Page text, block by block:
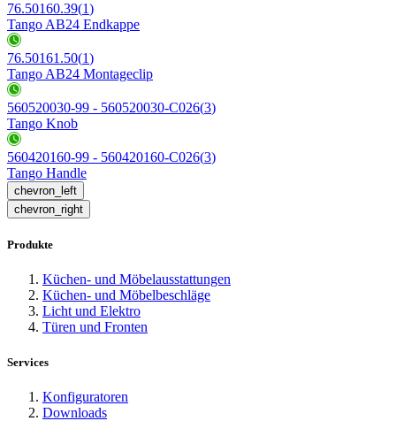
76.50160.39(1)
Tango AB24 Endkappe
76.50161.50(1)
Tango AB24 Montageclip
560520030-99 - 560520030-C026(3)
Tango Knob
560420160-99 - 560420160-C026(3)
Tango Handle
chevron_left
chevron_right
Produkte
Küchen- und Möbelausstattungen
Küchen- und Möbelbeschläge
Licht und Elektro
Türen und Fronten
Services
Konfiguratoren
Downloads